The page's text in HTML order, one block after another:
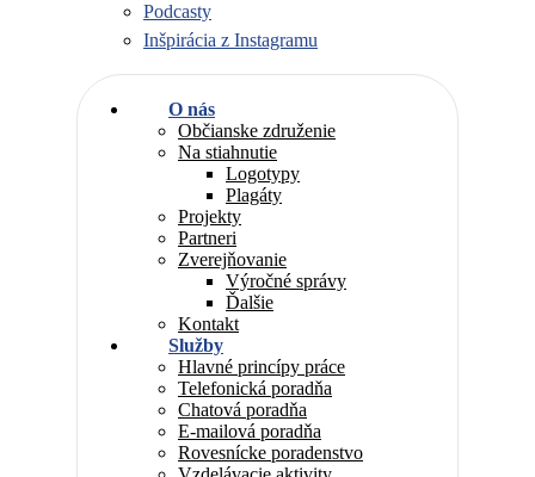
Podcasty
Inšpirácia z Instagramu
O nás
Občianske združenie
Na stiahnutie
Logotypy
Plagáty
Projekty
Partneri
Zverejňovanie
Výročné správy
Ďalšie
Kontakt
Služby
Hlavné princípy práce
Telefonická poradňa
Chatová poradňa
E-mailová poradňa
Rovesnícke poradenstvo